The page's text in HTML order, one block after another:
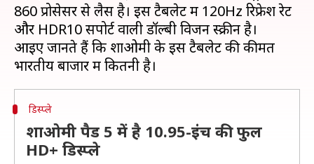
860 प्रोसेसर से लैस है। इस टैबलेट में 120Hz रिफ्रेश रेट
और HDR10 सपोर्ट वाली डॉल्बी विजन स्क्रीन है।
आइए जानते हैं कि शाओमी के इस टैबलेट की कीमत
डिस्प्ले
शाओमी पैड 5 में है 10.95-इंच की फुल
HD+ डिस्प्ले